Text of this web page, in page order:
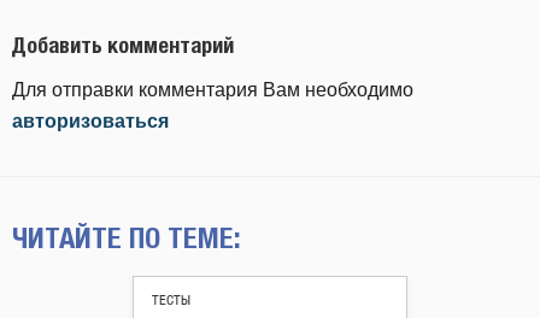
Добавить комментарий
Для отправки комментария Вам необходимо
авторизоваться
ЧИТАЙТЕ ПО ТЕМЕ:
ТЕСТЫ